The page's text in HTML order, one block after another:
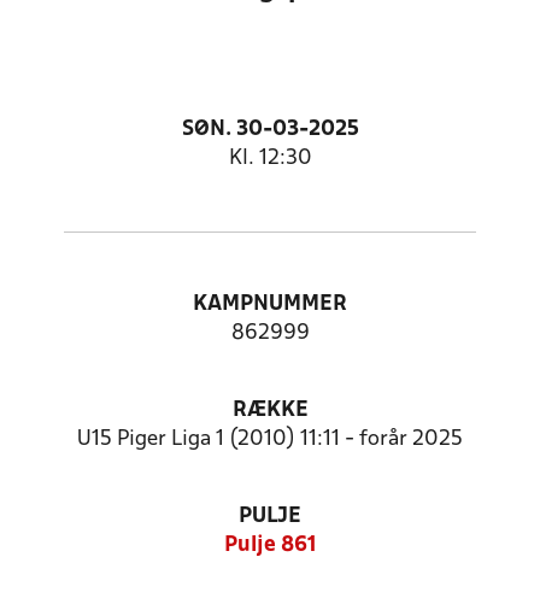
SØN. 30-03-2025
Kl. 12:30
KAMPNUMMER
862999
RÆKKE
U15 Piger Liga 1 (2010) 11:11 - forår 2025
PULJE
Pulje 861